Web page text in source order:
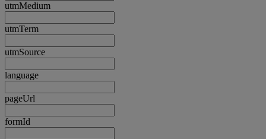
utmMedium
utmTerm
utmSource
language
pageUrl
formId